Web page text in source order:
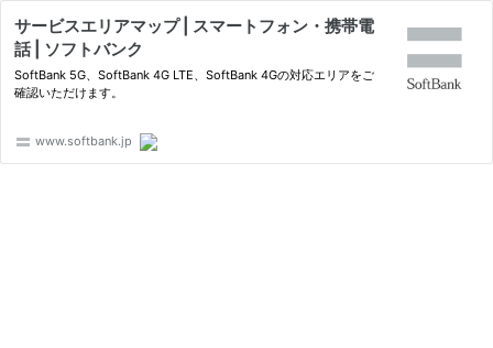
サービスエリアマップ | スマートフォン・携帯電
話 | ソフトバンク
SoftBank 5G、SoftBank 4G LTE、SoftBank 4Gの対応エリアをご
確認いただけます。
www.softbank.jp